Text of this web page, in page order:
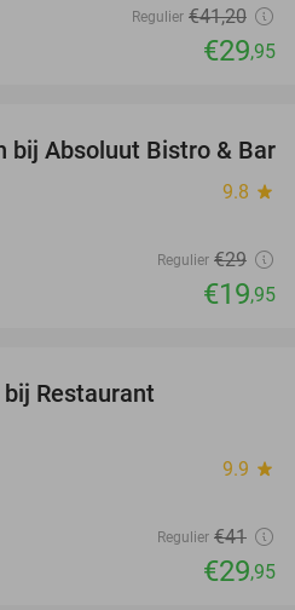
Regulier €41,20
€29,95
31%
bij Absoluut Bistro & Bar
9.8 star
Regulier €29
€19,95
Restaurant
9.9 star
Regulier €41
€29,95